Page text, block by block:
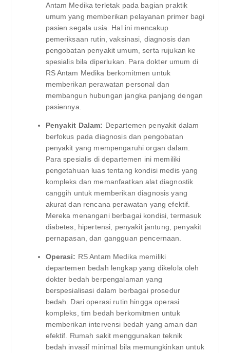
Antam Medika terletak pada bagian praktik
umum yang memberikan pelayanan primer bagi
pasien segala usia. Hal ini mencakup
pemeriksaan rutin, vaksinasi, diagnosis dan
pengobatan penyakit umum, serta rujukan ke
spesialis bila diperlukan. Para dokter umum di
RS Antam Medika berkomitmen untuk
memberikan perawatan personal dan
membangun hubungan jangka panjang dengan
pasiennya.
Penyakit Dalam: Departemen penyakit dalam
berfokus pada diagnosis dan pengobatan
penyakit yang mempengaruhi organ dalam.
Para spesialis di departemen ini memiliki
pengetahuan luas tentang kondisi medis yang
kompleks dan memanfaatkan alat diagnostik
canggih untuk memberikan diagnosis yang
akurat dan rencana perawatan yang efektif.
Mereka menangani berbagai kondisi, termasuk
diabetes, hipertensi, penyakit jantung, penyakit
pernapasan, dan gangguan pencernaan.
Operasi: RS Antam Medika memiliki
departemen bedah lengkap yang dikelola oleh
dokter bedah berpengalaman yang
berspesialisasi dalam berbagai prosedur
bedah. Dari operasi rutin hingga operasi
kompleks, tim bedah berkomitmen untuk
memberikan intervensi bedah yang aman dan
efektif. Rumah sakit menggunakan teknik
bedah invasif minimal bila memungkinkan untuk